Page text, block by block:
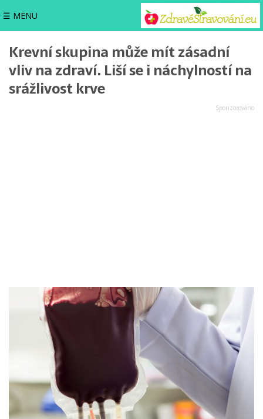
☰ MENU
Krevní skupina může mít zásadní
vliv na zdraví. Liší se i náchylností na
srážlivost krve